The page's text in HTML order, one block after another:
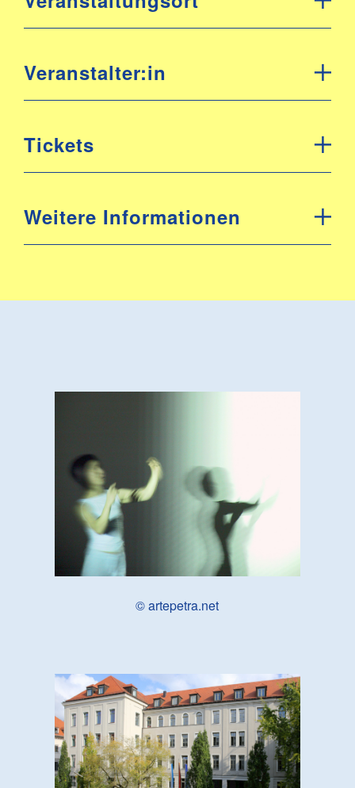
Veranstalter:in
Tickets
Weitere Informationen
© artepetra.net